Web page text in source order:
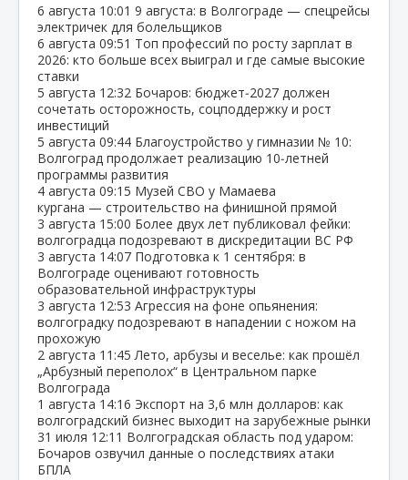
6 августа 10:01 9 августа: в Волгограде — спецрейсы
электричек для болельщиков
6 августа 09:51 Топ профессий по росту зарплат в
2026: кто больше всех выиграл и где самые высокие
ставки
5 августа 12:32 Бочаров: бюджет‑2027 должен
сочетать осторожность, соцподдержку и рост
инвестиций
5 августа 09:44 Благоустройство у гимназии № 10:
Волгоград продолжает реализацию 10‑летней
программы развития
4 августа 09:15 Музей СВО у Мамаева
кургана — строительство на финишной прямой
3 августа 15:00 Более двух лет публиковал фейки:
волгоградца подозревают в дискредитации ВС РФ
3 августа 14:07 Подготовка к 1 сентября: в
Волгограде оценивают готовность
образовательной инфраструктуры
3 августа 12:53 Агрессия на фоне опьянения:
волгоградку подозревают в нападении с ножом на
прохожую
2 августа 11:45 Лето, арбузы и веселье: как прошёл
„Арбузный переполох“ в Центральном парке
Волгограда
1 августа 14:16 Экспорт на 3,6 млн долларов: как
волгоградский бизнес выходит на зарубежные рынки
31 июля 12:11 Волгоградская область под ударом:
Бочаров озвучил данные о последствиях атаки
БПЛА